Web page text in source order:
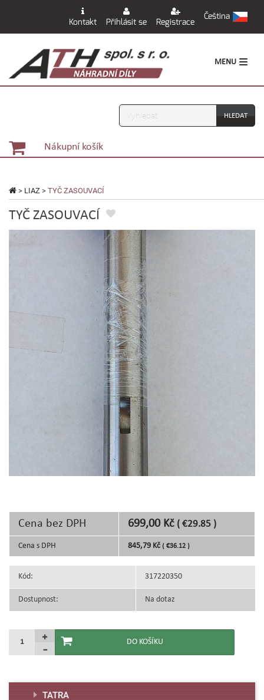
Kontakt Přihlásit se Registrace
Čeština
MENU
Vyhledávání
Nákupní košík
> LIAZ > TYČ ZASOUVACÍ
TYČ ZASOUVACÍ
Cena bez DPH 699,00 Kč ( €29.85 )
Cena s DPH 845,79 Kč ( €36.12 )
Kód: 317220350
Dostupnost: Na dotaz
TATRA